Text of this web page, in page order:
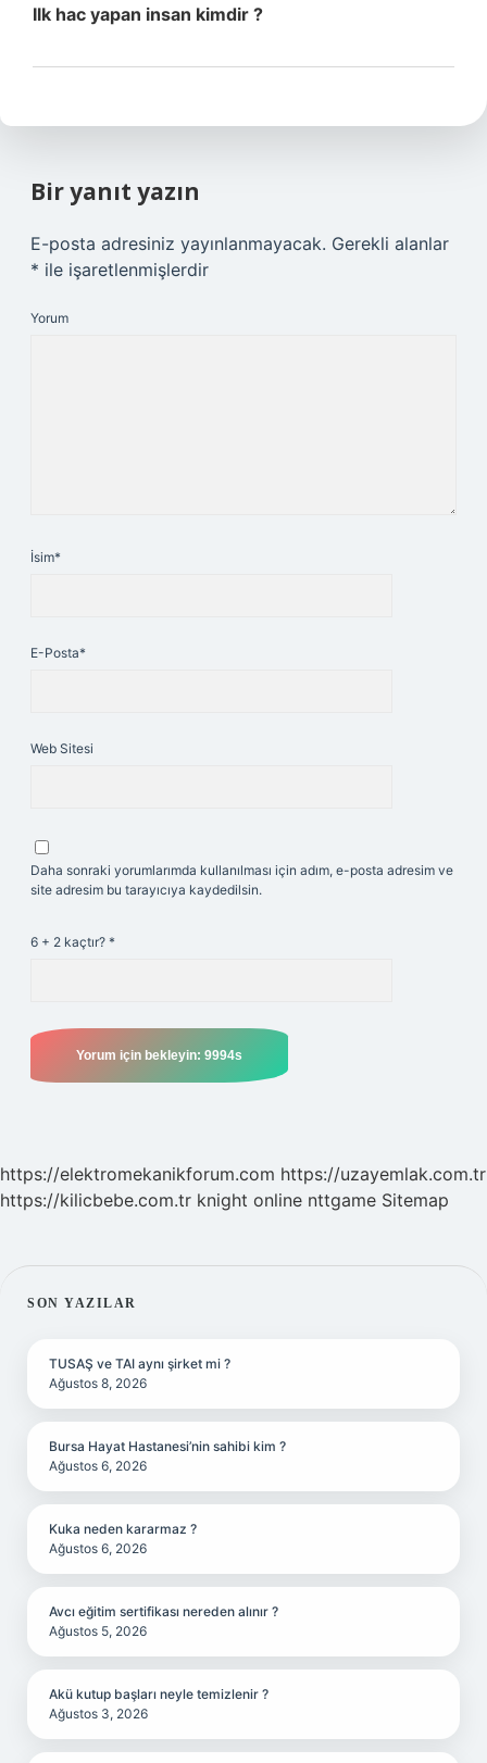
Ilk hac yapan insan kimdir ?
Bir yanıt yazın
E-posta adresiniz yayınlanmayacak. Gerekli alanlar
* ile işaretlenmişlerdir
Yorum
İsim*
E-Posta*
Web Sitesi
Daha sonraki yorumlarımda kullanılması için adım, e-posta adresim ve
site adresim bu tarayıcıya kaydedilsin.
6 + 2 kaçtır? *
https://elektromekanikforum.com https://uzayemlak.com.tr
https://kilicbebe.com.tr knight online nttgame Sitemap
SIDEBAR
SON YAZILAR
TUSAŞ ve TAI aynı şirket mi ?
Ağustos 8, 2026
Bursa Hayat Hastanesi’nin sahibi kim ?
Ağustos 6, 2026
Kuka neden kararmaz ?
Ağustos 6, 2026
Avcı eğitim sertifikası nereden alınır ?
Ağustos 5, 2026
Akü kutup başları neyle temizlenir ?
Ağustos 3, 2026